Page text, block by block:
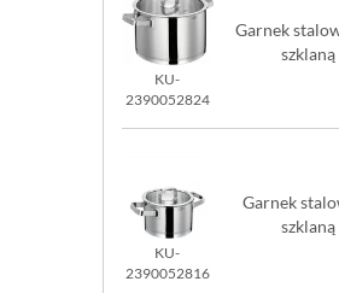
KU-
2390052824
Garnek
KU-
2390052816
Garnek